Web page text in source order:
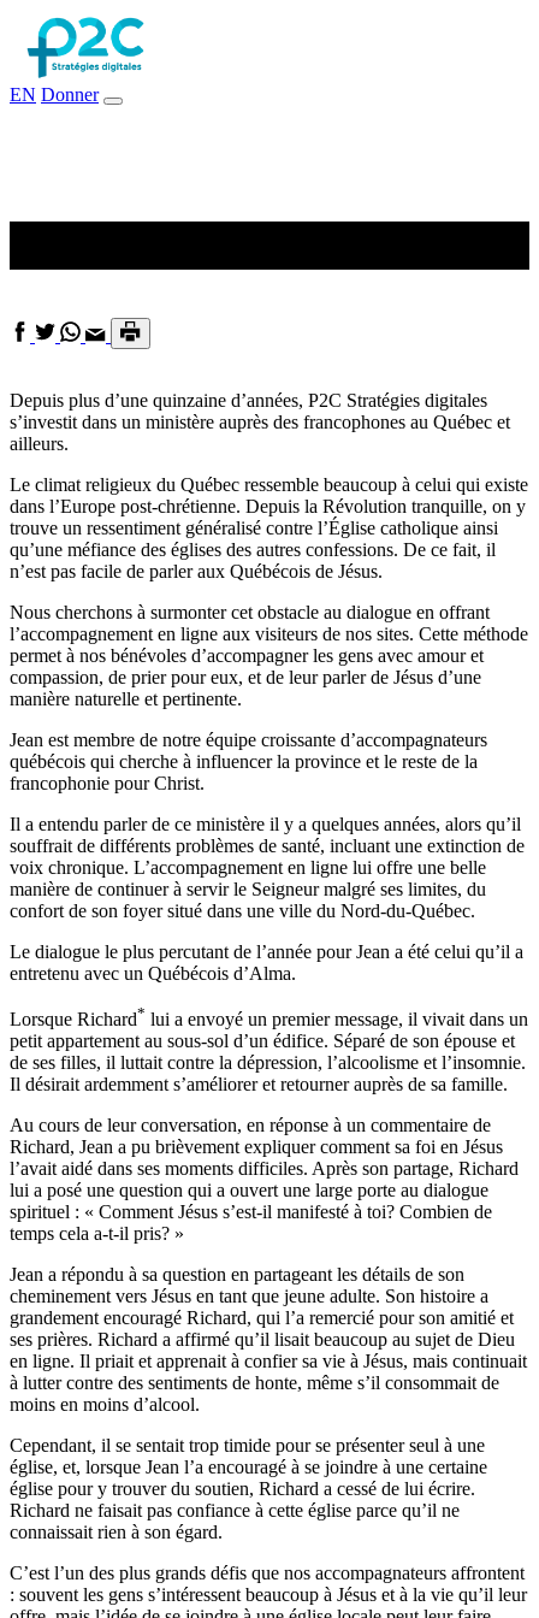
EN Donner
Depuis plus d’une quinzaine d’années, P2C Stratégies digitales
s’investit dans un ministère auprès des francophones au Québec et
ailleurs.
Le climat religieux du Québec ressemble beaucoup à celui qui existe
dans l’Europe post-chrétienne. Depuis la Révolution tranquille, on y
trouve un ressentiment généralisé contre l’Église catholique ainsi
qu’une méfiance des églises des autres confessions. De ce fait, il
n’est pas facile de parler aux Québécois de Jésus.
Nous cherchons à surmonter cet obstacle au dialogue en offrant
l’accompagnement en ligne aux visiteurs de nos sites. Cette méthode
permet à nos bénévoles d’accompagner les gens avec amour et
compassion, de prier pour eux, et de leur parler de Jésus d’une
manière naturelle et pertinente.
Jean est membre de notre équipe croissante d’accompagnateurs
québécois qui cherche à influencer la province et le reste de la
francophonie pour Christ.
Il a entendu parler de ce ministère il y a quelques années, alors qu’il
souffrait de différents problèmes de santé, incluant une extinction de
voix chronique. L’accompagnement en ligne lui offre une belle
manière de continuer à servir le Seigneur malgré ses limites, du
confort de son foyer situé dans une ville du Nord-du-Québec.
Le dialogue le plus percutant de l’année pour Jean a été celui qu’il a
entretenu avec un Québécois d’Alma.
Lorsque Richard* lui a envoyé un premier message, il vivait dans un
petit appartement au sous-sol d’un édifice. Séparé de son épouse et
de ses filles, il luttait contre la dépression, l’alcoolisme et l’insomnie.
Il désirait ardemment s’améliorer et retourner auprès de sa famille.
Au cours de leur conversation, en réponse à un commentaire de
Richard, Jean a pu brièvement expliquer comment sa foi en Jésus
l’avait aidé dans ses moments difficiles. Après son partage, Richard
lui a posé une question qui a ouvert une large porte au dialogue
spirituel : « Comment Jésus s’est-il manifesté à toi? Combien de
temps cela a-t-il pris? »
Jean a répondu à sa question en partageant les détails de son
cheminement vers Jésus en tant que jeune adulte. Son histoire a
grandement encouragé Richard, qui l’a remercié pour son amitié et
ses prières. Richard a affirmé qu’il lisait beaucoup au sujet de Dieu
en ligne. Il priait et apprenait à confier sa vie à Jésus, mais continuait
à lutter contre des sentiments de honte, même s’il consommait de
moins en moins d’alcool.
Cependant, il se sentait trop timide pour se présenter seul à une
église, et, lorsque Jean l’a encouragé à se joindre à une certaine
église pour y trouver du soutien, Richard a cessé de lui écrire.
Richard ne faisait pas confiance à cette église parce qu’il ne
connaissait rien à son égard.
C’est l’un des plus grands défis que nos accompagnateurs affrontent
: souvent les gens s’intéressent beaucoup à Jésus et à la vie qu’il leur